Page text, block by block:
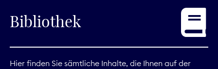
Service
Bibliothek
Hier finden Sie sämtliche Inhalte, die Ihnen auf der